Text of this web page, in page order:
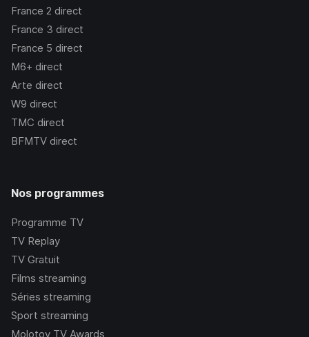
France 2 direct
France 3 direct
France 5 direct
M6+ direct
Arte direct
W9 direct
TMC direct
BFMTV direct
Nos programmes
Programme TV
TV Replay
TV Gratuit
Films streaming
Séries streaming
Sport streaming
Molotov TV Awards